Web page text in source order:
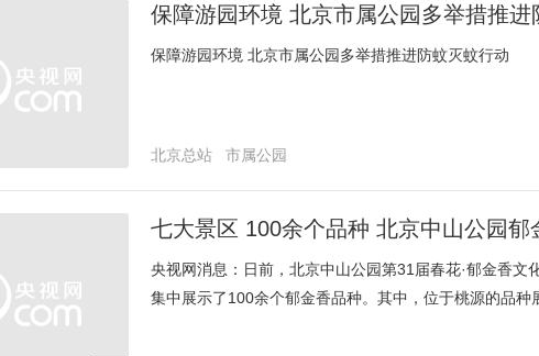
保障游园环境 北京市属公园多举措推进
保障游园环境 北京市属公园多举措推进防蚊灭蚊行动
北京总站
市属公园
七大景区 100余个品种 北京中山公园郁
央视网消息：日前，北京中山公园第31届春花·郁金香文
集中展示了100余个郁金香品种。其中，位于桃源的品种